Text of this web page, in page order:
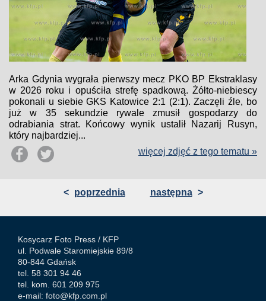
Arka Gdynia wygrała pierwszy mecz PKO BP Ekstraklasy
w 2026 roku i opuściła strefę spadkową. Żółto-niebiescy
pokonali u siebie GKS Katowice 2:1 (2:1). Zaczęli źle, bo
już w 35 sekundzie rywale zmusił gospodarzy do
odrabiania strat. Końcowy wynik ustalił Nazarij Rusyn,
który najbardziej...
więcej zdjęć z tego tematu »
< poprzednia następna >
Kosycarz Foto Press / KFP
ul. Podwale Staromiejskie 89/8
80-844 Gdańsk
tel. 58 301 94 46
tel. kom. 601 209 975
e-mail: foto@kfp.com.pl